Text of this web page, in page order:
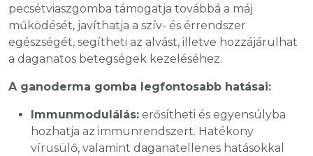
pecsétviaszgomba támogatja továbbá a máj
működését, javíthatja a szív- és érrendszer
egészségét, segítheti az alvást, illetve hozzájárulhat
a daganatos betegségek kezeléséhez.
A ganoderma gomba legfontosabb hatásai:
Immunmodulálás: erősítheti és egyensúlyba
hozhatja az immunrendszert. Hatékony
vírusülő, valamint daganatellenes hatásokkal